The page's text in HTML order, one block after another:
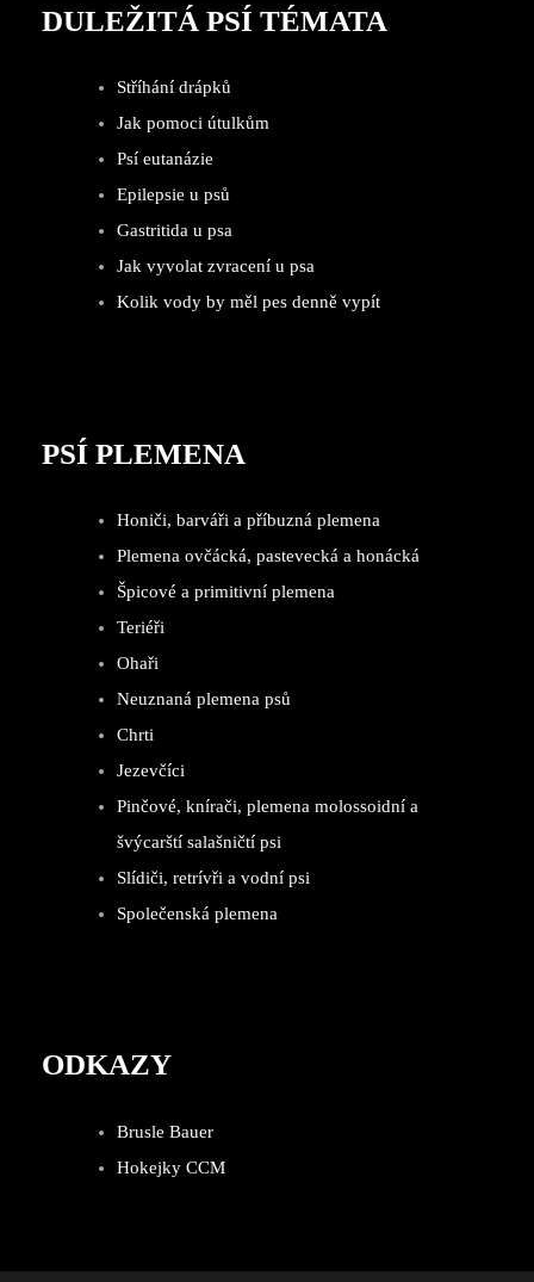
DULEŽITÁ PSÍ TÉMATA
Stříhání drápků
Jak pomoci útulkům
Psí eutanázie
Epilepsie u psů
Gastritida u psa
Jak vyvolat zvracení u psa
Kolik vody by měl pes denně vypít
PSÍ PLEMENA
Honiči, barváři a příbuzná plemena
Plemena ovčácká, pastevecká a honácká
Špicové a primitivní plemena
Teriéři
Ohaři
Neuznaná plemena psů
Chrti
Jezevčíci
Pinčové, knírači, plemena molossoidní a
švýcarští salašničtí psi
Slídiči, retrívři a vodní psi
Společenská plemena
ODKAZY
Brusle Bauer
Hokejky CCM